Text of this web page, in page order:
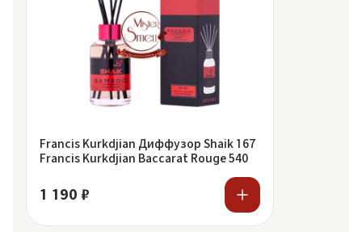
Francis Kurkdjian Диффузор Shaik 167
Francis Kurkdjian Baccarat Rouge 540
1 190 ₽